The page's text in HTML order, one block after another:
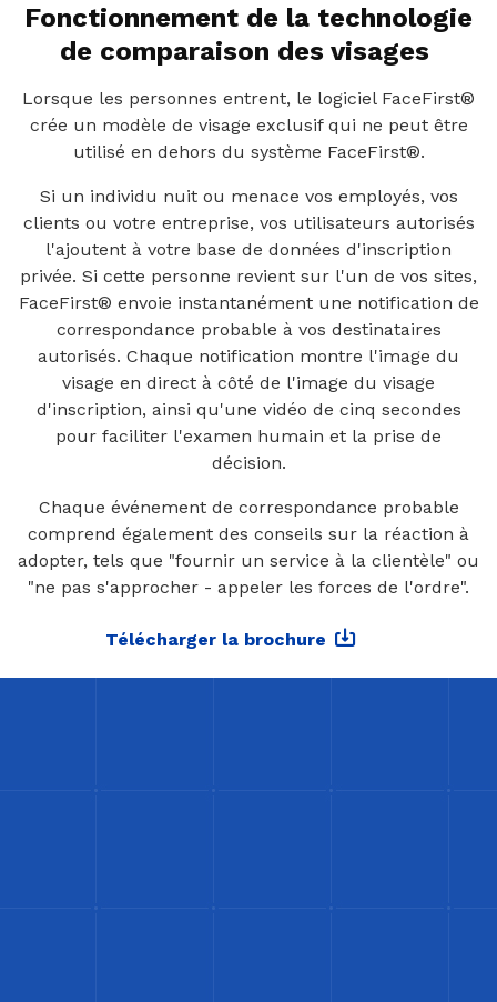
Fonctionnement de la technologie
de comparaison des visages
Lorsque les personnes entrent, le logiciel FaceFirst®
crée un modèle de visage exclusif qui ne peut être
utilisé en dehors du système FaceFirst®.
Si un individu nuit ou menace vos employés, vos
clients ou votre entreprise, vos utilisateurs autorisés
l'ajoutent à votre base de données d'inscription
privée. Si cette personne revient sur l'un de vos sites,
FaceFirst® envoie instantanément une notification de
correspondance probable à vos destinataires
autorisés. Chaque notification montre l'image du
visage en direct à côté de l'image du visage
d'inscription, ainsi qu'une vidéo de cinq secondes
pour faciliter l'examen humain et la prise de
décision.
Chaque événement de correspondance probable
comprend également des conseils sur la réaction à
adopter, tels que "fournir un service à la clientèle" ou
"ne pas s'approcher - appeler les forces de l'ordre".
Télécharger la brochure